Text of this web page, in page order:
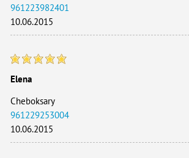
961223982401
10.06.2015
Elena
Cheboksary
961229253004
10.06.2015